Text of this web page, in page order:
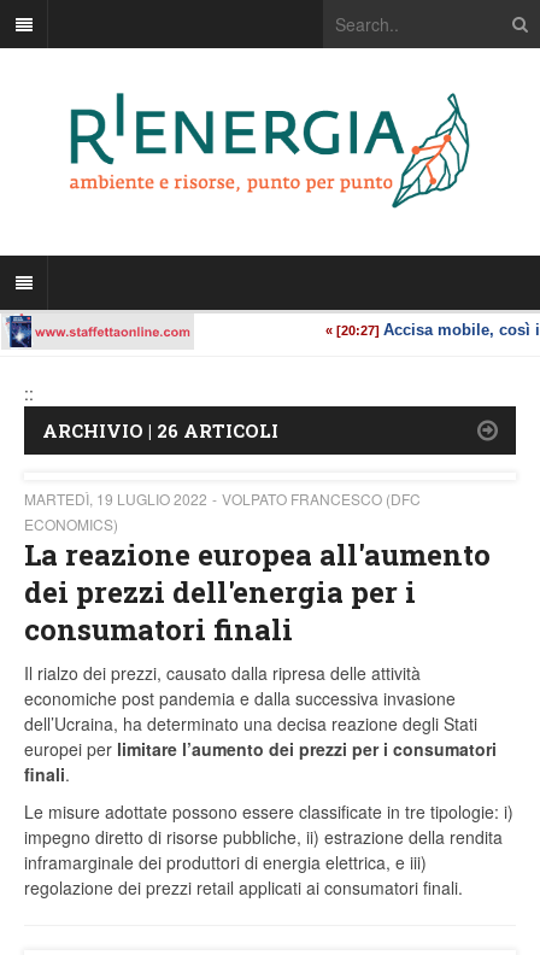
::
ARCHIVIO | 26 ARTICOLI
MARTEDÌ, 19 LUGLIO 2022
VOLPATO FRANCESCO (DFC
ECONOMICS)
La reazione europea all'aumento
dei prezzi dell'energia per i
consumatori finali
Il rialzo dei prezzi, causato dalla ripresa delle attività
economiche post pandemia e dalla successiva invasione
dell’Ucraina, ha determinato una decisa reazione degli Stati
europei per limitare l’aumento dei prezzi per i consumatori
finali.
Le misure adottate possono essere classificate in tre tipologie: i)
impegno diretto di risorse pubbliche, ii) estrazione della rendita
inframarginale dei produttori di energia elettrica, e iii)
regolazione dei prezzi retail applicati ai consumatori finali.